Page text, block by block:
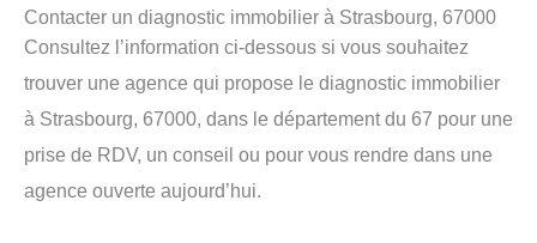
Contacter un diagnostic immobilier à Strasbourg, 67000
Consultez l’information ci-dessous si vous souhaitez
trouver une agence qui propose le diagnostic immobilier
à Strasbourg, 67000, dans le département du 67 pour une
prise de RDV, un conseil ou pour vous rendre dans une
agence ouverte aujourd’hui.